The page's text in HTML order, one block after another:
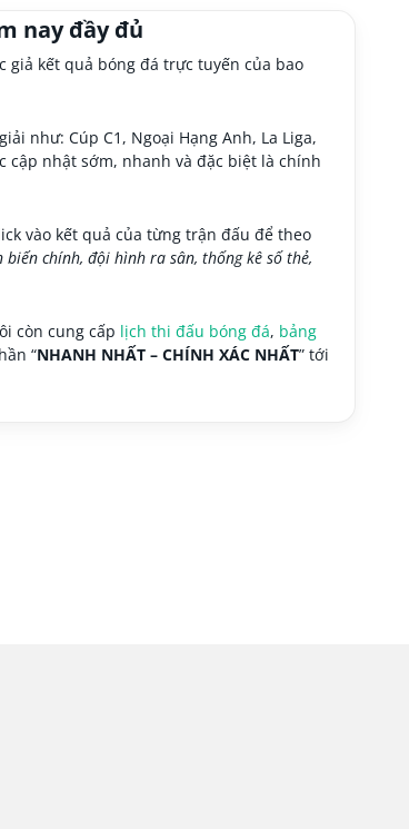
nay đầy đủ
giả kết quả bóng đá trực tuyến của bao
như: Cúp C1, Ngoại Hạng Anh, La Liga,
cập nhật sớm, nhanh và đặc biệt là chính
vào kết quả của từng trận đấu để theo
biến chính, đội hình ra sân, thống kê số thẻ,
còn cung cấp lịch thi đấu bóng đá, bảng
“NHANH NHẤT – CHÍNH XÁC NHẤT” tới